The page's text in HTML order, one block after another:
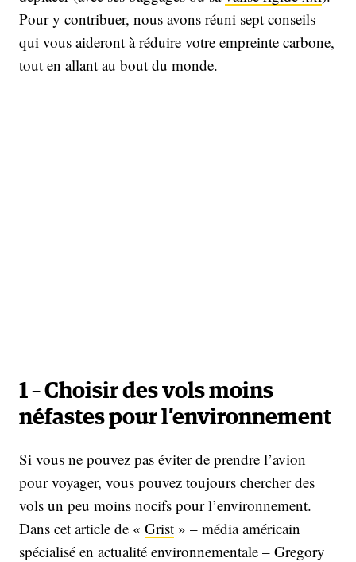
Pour y contribuer, nous avons réuni sept conseils
qui vous aideront à réduire votre empreinte carbone,
tout en allant au bout du monde.
1 – Choisir des vols moins
néfastes pour l’environnement
Si vous ne pouvez pas éviter de prendre l’avion
pour voyager, vous pouvez toujours chercher des
vols un peu moins nocifs pour l’environnement.
Dans cet article de « Grist » – média américain
spécialisé en actualité environnementale – Gregory